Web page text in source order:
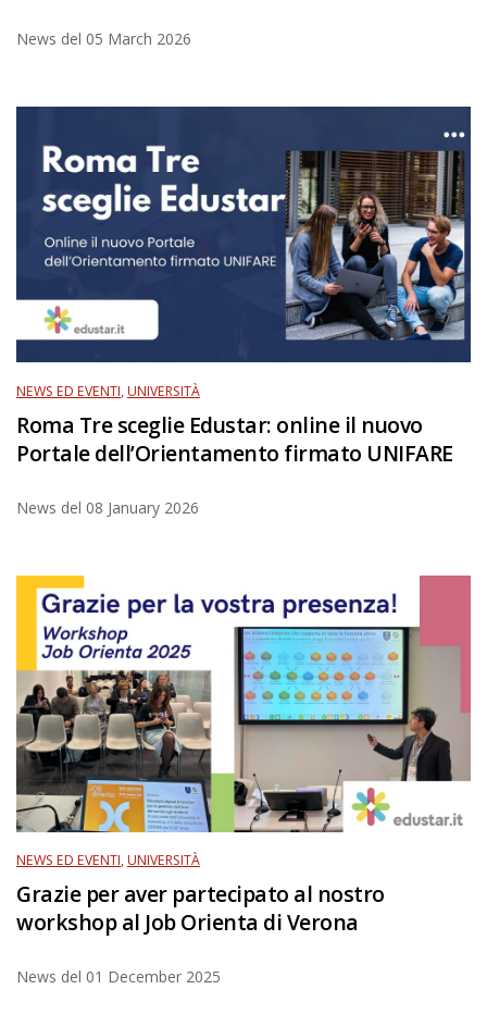
News del 05 March 2026
NEWS ED EVENTI,UNIVERSITÀ
Roma Tre sceglie Edustar: online il nuovo
Portale dell’Orientamento firmato UNIFARE
News del 08 January 2026
NEWS ED EVENTI,UNIVERSITÀ
Grazie per aver partecipato al nostro
workshop al Job Orienta di Verona
News del 01 December 2025